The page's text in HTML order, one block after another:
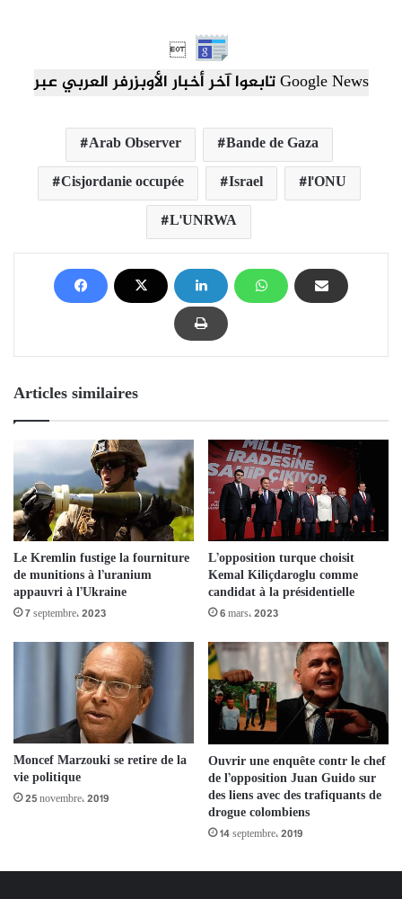

تابعوا آخر أخبار الأوبزرفر العربي عبر Google News
Arab Observer
Bande de Gaza
Cisjordanie occupée
Israel
l'ONU
L'UNRWA
Articles similaires
Le Kremlin fustige la fourniture
de munitions à l’uranium
appauvri à l’Ukraine
7 septembre، 2023
L’opposition turque choisit
Kemal Kiliçdaroglu comme
candidat à la présidentielle
6 mars، 2023
Moncef Marzouki se retire de la
vie politique
25 novembre، 2019
Ouvrir une enquête contr le chef
de l’opposition Juan Guido sur
des liens avec des trafiquants de
drogue colombiens
14 septembre، 2019